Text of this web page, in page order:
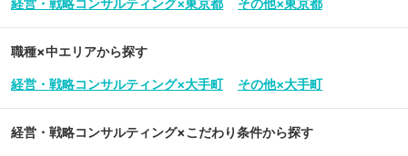
経営・戦略コンサルティング×東京都 その他×東京都
職種×中エリアから探す
経営・戦略コンサルティング×大手町 その他×大手町
経営・戦略コンサルティング×こだわり条件から探す